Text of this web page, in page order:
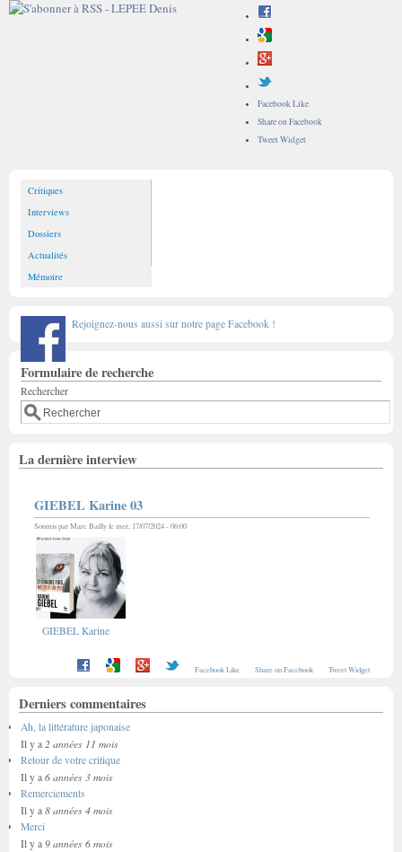
Facebook Like
Share on Facebook
Tweet Widget
Critiques
Interviews
Dossiers
Actualités
Mémoire
Rejoignez-nous aussi sur notre page Facebook !
Formulaire de recherche
Rechercher
La dernière interview
GIEBEL Karine 03
Soumis parMarc Baillyle mer, 17/07/2024 - 06:00
GIEBEL Karine
Facebook Like Share on Facebook Tweet Widget
Derniers commentaires
Ah, la littérature japonaise
Il y a 2 années 11 mois
Retour de votre critique
Il y a 6 années 3 mois
Remerciements
Il y a 8 années 4 mois
Merci
Il y a 9 années 6 mois